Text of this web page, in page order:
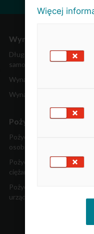
Wynajem
Długoterminowy wynajem
samochodów
Wynajem samochodów
Wynajem pojazdów
Pożyczka dla firm
Pożyczka leasingowa na
osobowe
Pożyczka leasingowa na
ciężarowe
Pożyczka leasingowa na
urządzenia
Więcej